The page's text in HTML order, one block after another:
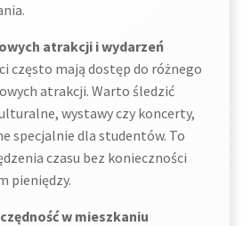
atrakcji i wydarzeń
często mają dostęp do różnego
atrakcji. Warto śledzić
wystawy czy koncerty,
specjalnie dla studentów. To
czasu bez konieczności
pieniędzy.
w mieszkaniu